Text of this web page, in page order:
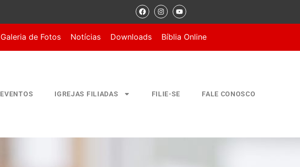
Galeria de Fotos Notícias Downloads Bíblia Online
EVENTOS IGREJAS FILIADAS FILIE-SE FALE CONOSCO